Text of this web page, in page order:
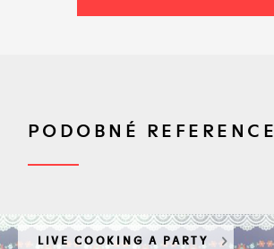
PODOBNÉ REFERENCE
LIVE COOKING A PARTY